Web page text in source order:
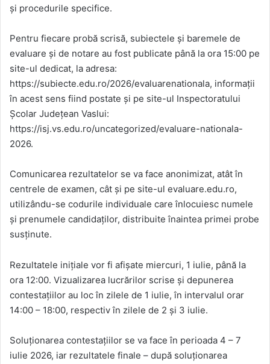
și procedurile specifice.
Pentru fiecare probă scrisă, subiectele și baremele de
evaluare și de notare au fost publicate până la ora 15:00 pe
site-ul dedicat, la adresa:
https://subiecte.edu.ro/2026/evaluarenationala, informații
în acest sens fiind postate și pe site-ul Inspectoratului
Școlar Județean Vaslui:
https://isj.vs.edu.ro/uncategorized/evaluare-nationala-
2026.
Comunicarea rezultatelor se va face anonimizat, atât în
centrele de examen, cât și pe site-ul evaluare.edu.ro,
utilizându-se codurile individuale care înlocuiesc numele
și prenumele candidaților, distribuite înaintea primei probe
susținute.
Rezultatele inițiale vor fi afișate miercuri, 1 iulie, până la
ora 12:00. Vizualizarea lucrărilor scrise și depunerea
contestațiilor au loc în zilele de 1 iulie, în intervalul orar
14:00 – 18:00, respectiv în zilele de 2 și 3 iulie.
Soluționarea contestațiilor se va face în perioada 4 – 7
iulie 2026, iar rezultatele finale – după soluționarea